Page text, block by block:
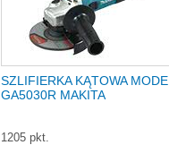
SZLIFIERKA KĄTOWA
GA5030R MAKITA
1205 pkt.